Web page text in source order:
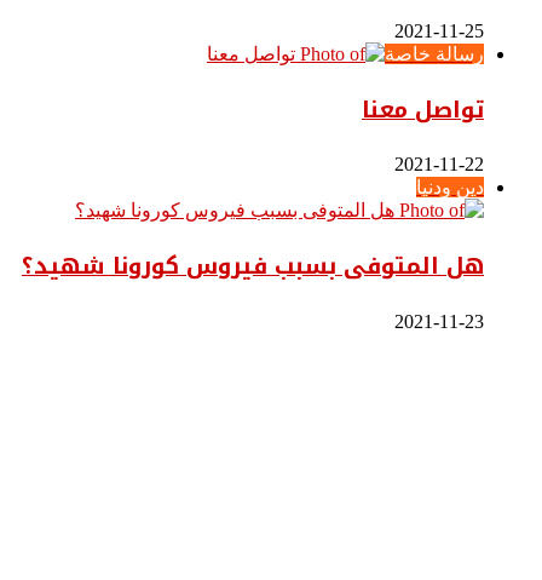
2021-11-25
رسالة خاصة
تواصل معنا
2021-11-22
دين ودنيا
هل المتوفى بسبب فيروس كورونا شهيد؟
2021-11-23